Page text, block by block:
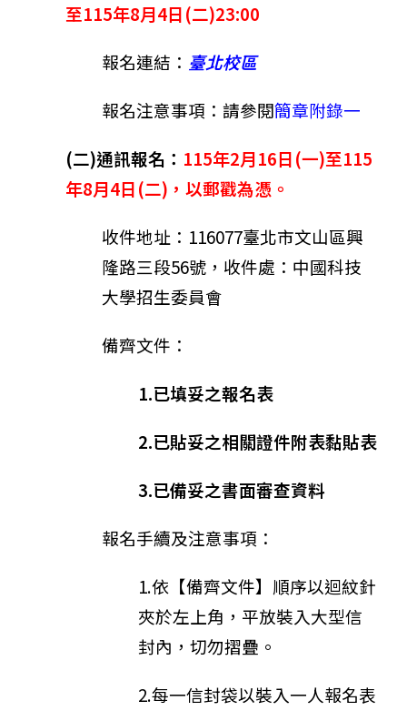
至115年8月4日(二)23:00
報名連結： 臺北校區
報名注意事項：請參閱簡章附錄一
(二)通訊報名： 115年2月16日(一)至115
年8月4日(二) ，以郵戳為憑。
收件地址：116077臺北市文山區興
隆路三段56號， 收件處：中國科技
大學招生委員會
備齊文件：
1.已填妥之報名表
2.已貼妥之相關證件附表黏貼表
3.已備妥之書面審查資料
報名手續及注意事項：
1.依【備齊文件】順序以迴紋針
夾於左上角，平放裝入大型信
封內，切勿摺疊。
2.每一信封袋以裝入一人報名表